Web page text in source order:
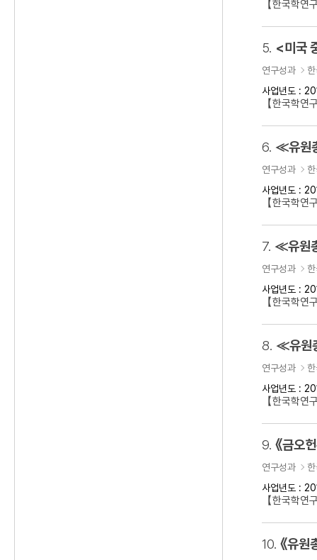
【한국학
5. <미국
연구성과
사업년도 :
【한국
6. ≪유원
연구성과
사업년도 :
【한국
7. ≪유원
연구성과
사업년도 :
【한국
8. ≪유원
연구성과
사업년도 :
【한국
9. 《금오
연구성과
사업년도 :
【한국학
10. 《유